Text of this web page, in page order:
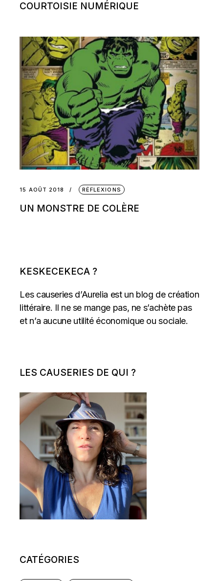
COURTOISIE NUMÉRIQUE
15 AOÛT 2018 RÉFLEXIONS
UN MONSTRE DE COLÈRE
KESKECEKECA ?
Les causeries d’Aurelia est un blog de création
littéraire. Il ne se mange pas, ne s’achète pas
et n’a aucune utilité économique ou sociale.
LES CAUSERIES DE QUI ?
CATÉGORIES